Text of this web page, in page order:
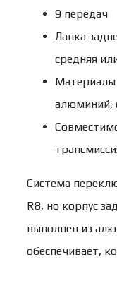
9 передач
Лапка
средняя
Материалы
алюминий,
Система
R8, но корпус
выполнен из
обеспечивает,